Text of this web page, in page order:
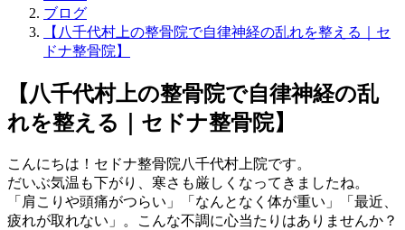
ブログ
【八千代村上の整骨院で自律神経の乱れを整える｜セ
ドナ整骨院】
【八千代村上の整骨院で自律神経の乱
れを整える｜セドナ整骨院】
こんにちは！セドナ整骨院八千代村上院です。
だいぶ気温も下がり、寒さも厳しくなってきましたね。
「肩こりや頭痛がつらい」「なんとなく体が重い」「最近、
疲れが取れない」。こんな不調に心当たりはありませんか？